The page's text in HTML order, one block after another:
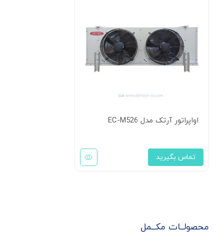
اواپراتور آرتک مدل EC-M526
تماس بگیرید
محصولــات مکــمل